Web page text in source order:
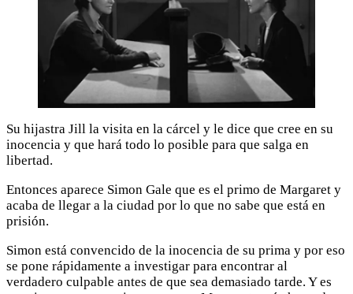
Su hijastra Jill la visita en la cárcel y le dice que cree en su
inocencia y que hará todo lo posible para que salga en
libertad.
Entonces aparece Simon Gale que es el primo de Margaret y
acaba de llegar a la ciudad por lo que no sabe que está en
prisión.
Simon está convencido de la inocencia de su prima y por eso
se pone rápidamente a investigar para encontrar al
verdadero culpable antes de que sea demasiado tarde. Y es